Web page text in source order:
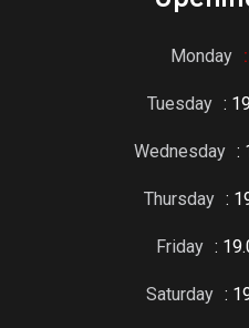
Monday
Tuesday :
Wednesday :
Thursday :
Friday :
Saturday :